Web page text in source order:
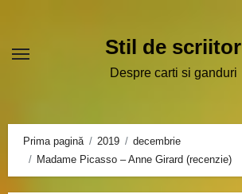
conținut
Stil de scriitor
Despre carti si ganduri
Prima pagină 2019
decembrie
Madame Picasso – Anne Girard (recenzie)